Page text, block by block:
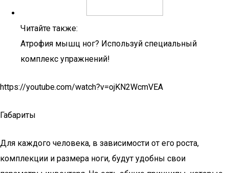
Читайте также:
Атрофия мышц ног? Используй специальный
комплекс упражнений!
https://youtube.com/watch?v=ojKN2WcmVEA
Габариты
Для каждого человека, в зависимости от его роста,
комплекции и размера ноги, будут удобны свои